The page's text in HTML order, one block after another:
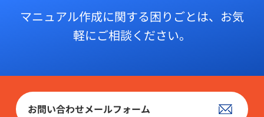
マニュアル作成に関する困りごとは、 お気
軽にご相談ください。
お問い合わせメールフォーム